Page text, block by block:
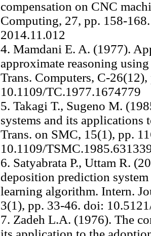
compensation on CNC
Computing, 27, pp. 158-
2014.11.012
4. Mamdani E. A. (1977).
approximate reasoning
Trans. Computers, С-
10.1109/TC.1977.1674779
5. Takagi Т., Sugeno M.
systems and its
Trans. on SMC, 15(1), pp.
10.1109/
6. Satyabrata P., Uttam R.
deposition prediction
learning algorithm. Intern.
3(1), pp. 33-46. doi:
7. Zadeh L.A. (1976). The